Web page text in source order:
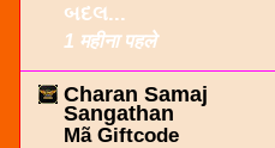
બદલ...
1 महीना पहले
Charan Samaj
Sangathan
Mã Giftcode